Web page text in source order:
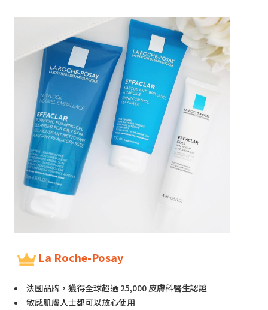
La Roche-Posay
法國品牌，獲得全球超過 25,000 皮膚科醫生認證
敏感肌膚人士都可以放心使用